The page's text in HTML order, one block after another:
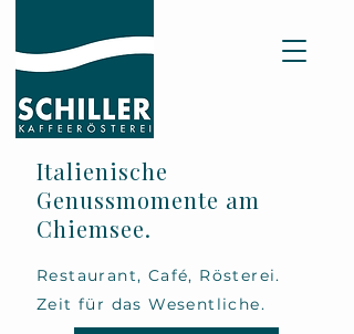
Italienische
Genussmomente am
Chiemsee.
Restaurant, Café, Rösterei.
Zeit für das Wesentliche.